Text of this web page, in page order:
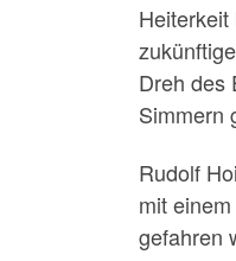
Dreh des
Simmern
Rudolf
mit
gefahren